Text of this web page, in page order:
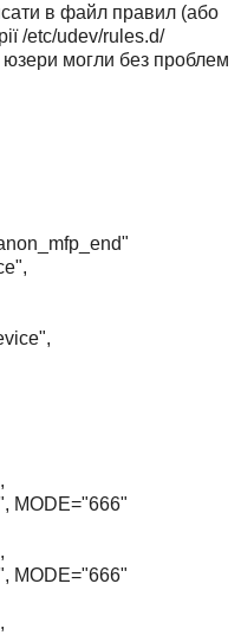
в файл правил (або
/etc/udev/rules.d/
юзери могли без проблем
MODE="666"
MODE="666"